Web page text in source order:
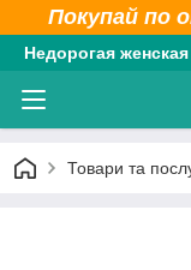
Покупай по
Недорогая
Товари та